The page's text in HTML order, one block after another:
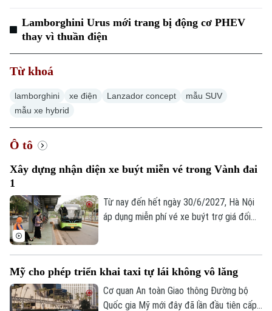
Chuyên mục
Lamborghini Urus mới trang bị động cơ PHEV
thay vì thuần điện
Từ khoá
lamborghini xe điện Lanzador concept
mẫu SUV
mẫu xe hybrid
Ô tô
Xây dựng nhận diện xe buýt miễn vé trong Vành đai
1
Từ nay đến hết ngày 30/6/2027, Hà Nội
áp dụng miễn phí vé xe buýt trợ giá đối
tiện giao thông công cộng. Để triển khai
hiệu quả, Thành phố yêu cầu cần xây dựng
nhận diện với các tuyến xe buýt này.
Mỹ cho phép triển khai taxi tự lái không vô lăng
Cơ quan An toàn Giao thông Đường bộ
Quốc gia Mỹ mới đây đã lần đầu tiên cấp